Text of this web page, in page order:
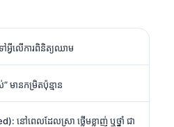
អ្វីលើការពិនិត្យឈាម
មានកម្រិតប៉ុន្មាន
នៅពេលដែលស្រា ថ្លើមខ្លាញ់ ឬថ្នាំ ជា